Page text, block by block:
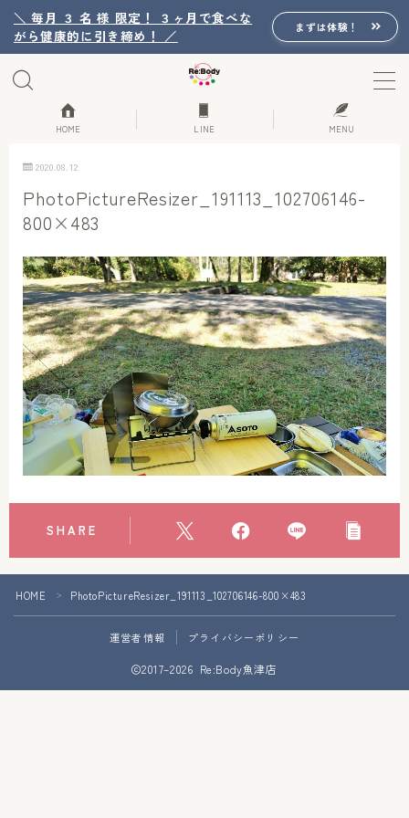
＼ 毎月 ３ 名 様 限定！ ３ヶ月で食べな
がら健康的に引き締め！ ／
まずは体験！
MENU
Re:Bodyの想い
初回体験詳細
Re:Bodyのメニュー
記事カテゴリー一覧
プロフィール
アクセス
Follow Me
HOME LINE MENU
2020.08.12
PhotoPictureResizer_191113_102706146-
800×483
SHARE
HOME ＞ PhotoPictureResizer_191113_102706146-800×483
運営者情報 プライバシーポリシー
2017–2026 Re:Body魚津店